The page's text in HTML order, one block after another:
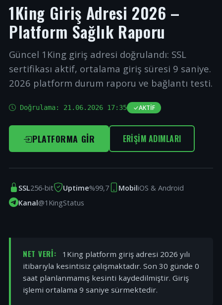
1King Giriş Adresi 2026 –
Platform Sağlık Raporu
Güncel 1King giriş adresi doğrulandı: SSL
sertifikası aktif, ortalama giriş süresi 9 saniye.
2026 platform durum raporu ve bağlantı testi.
Doğrulama: 21.06.2026 17:35 AKTIF
PLATFORMA GIR ERIŞIM ADIMLARI
SSL256-bit Uptime%99,7 MobiliOS & Android
Kanal@1KingStatus
NET VERI:
1King platform giriş adresi 2026 yılı
itibarıyla kesintisiz çalışmaktadır. Son 30 günde 0
saat planlanmamış kesinti kaydedilmiştir. Giriş
işlemi ortalama 9 saniye sürmektedir.